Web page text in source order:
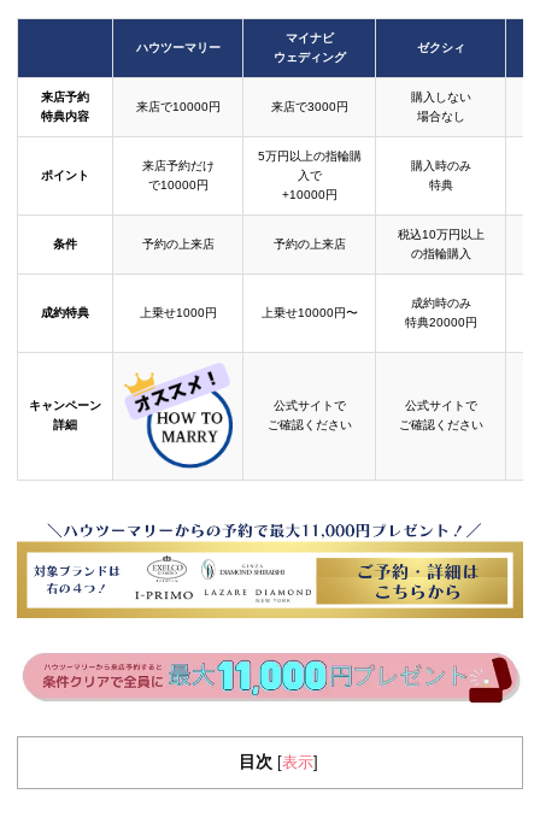
ハウツーマリー
マイナビ
ウェディング
ゼクシィ
来店予約
特典内容
来店で10000円 来店で3000円
購入しない
場合なし
ポイント
来店予約だけ
で10000円
5万円以上の指輪購
入で
+10000円
購入時のみ
特典
条件 予約の上来店 予約の上来店
税込10万円以上
の指輪購入
成約特典 上乗せ1000円 上乗せ10000円〜
成約時のみ
特典20000円
キャンペーン
詳細
公式サイトで
ご確認ください
公式サイトで
ご確認ください
目次 表示